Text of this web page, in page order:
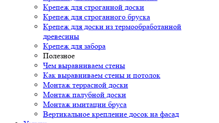
Крепеж для строганной доски
Крепеж для строганного бруска
Крепеж для доски из термообработанной
древесины
Крепеж для забора
Полезное
Чем выравниваем стены
Как выравниваем стены и потолок
Монтаж террасной доски
Монтаж палубной доски
Монтаж имитации бруса
Вертикальное крепление досок на фасад